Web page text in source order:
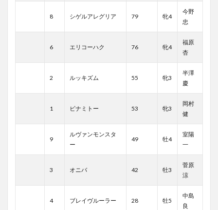
8 シゲルアレグリア 79 牝4
今野
忠
6 エリコーハク 76 牝4
福原
杏
2 ルッキズム 55 牝3
半澤
慶
1 ビナミトー 53 牝3
岡村
健
9
ルヴァンモンスタ
ー
49 牡4
室陽
一
3 オニバ 42 牡3
菅原
涼
4 ブレイヴルーラー 28 牡5
中島
良